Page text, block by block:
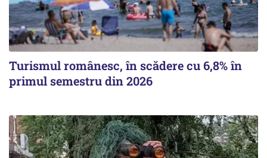
Turismul românesc, în scădere cu 6,8% în
primul semestru din 2026